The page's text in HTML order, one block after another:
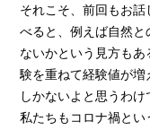
それこそ、前回もお
べると、例えば自然
ないかという見方も
験を重ねて経験値が
しかないよと思うわけ
私たちもコロナ禍と